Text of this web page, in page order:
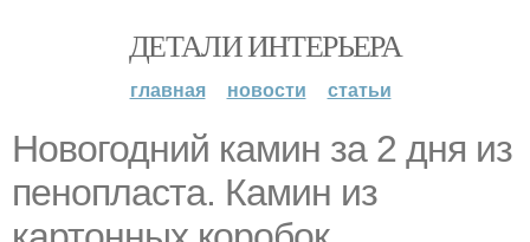
ДЕТАЛИ ИНТЕРЬЕРА
главная новости статьи
Новогодний камин за 2 дня из
пенопласта. Камин из